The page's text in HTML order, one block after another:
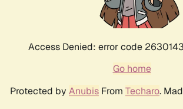
Access Denied: error code
Go home
Protected by Anubis From Techaro.